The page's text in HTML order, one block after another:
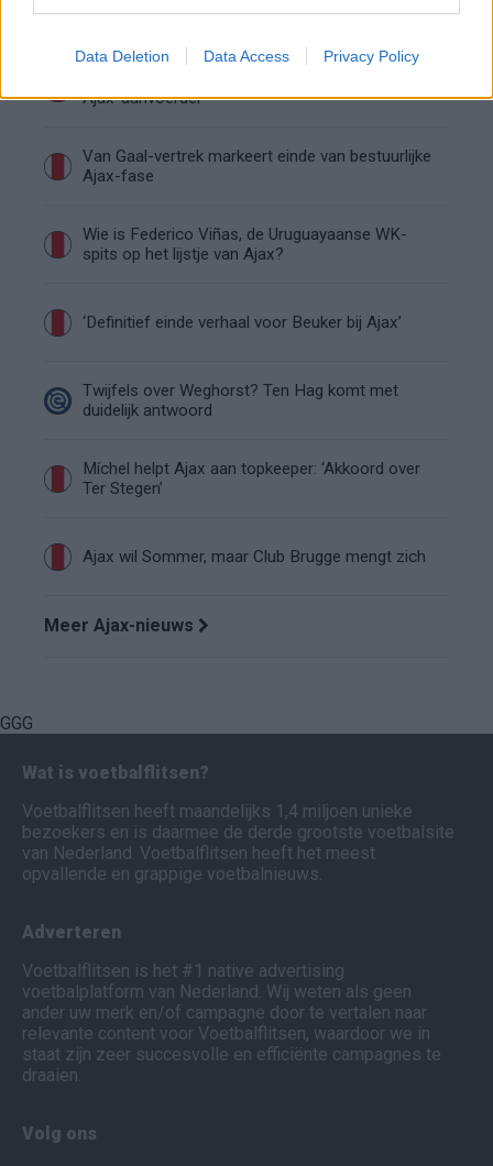
Data Deletion Data Access Privacy Policy
verlaten
Ajax-aanvoerder’
Van Gaal-vertrek markeert einde van bestuurlijke
Ajax-fase
Wie is Federico Viñas, de Uruguayaanse WK-
spits op het lijstje van Ajax?
‘Definitief einde verhaal voor Beuker bij Ajax’
Twijfels over Weghorst? Ten Hag komt met
duidelijk antwoord
Míchel helpt Ajax aan topkeeper: ‘Akkoord over
Ter Stegen’
Ajax wil Sommer, maar Club Brugge mengt zich
Meer Ajax-nieuws
GGG
Wat is voetbalflitsen?
Voetbalflitsen heeft maandelijks 1,4 miljoen unieke
bezoekers en is daarmee de derde grootste voetbalsite
van Nederland. Voetbalflitsen heeft het meest
opvallende en grappige voetbalnieuws.
Adverteren
Voetbalflitsen is het #1 native advertising
voetbalplatform van Nederland. Wij weten als geen
ander uw merk en/of campagne door te vertalen naar
relevante content voor Voetbalflitsen, waardoor we in
staat zijn zeer succesvolle en efficiënte campagnes te
draaien.
Volg ons